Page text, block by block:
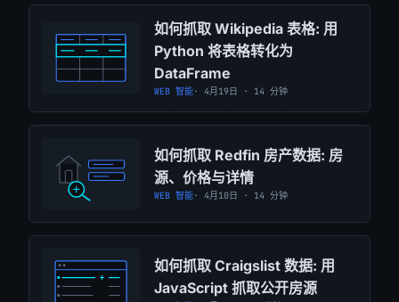
如何抓取 Wikipedia 表格: 用
Python 将表格转化为
DataFrame
WEB 智能· 4月19日 · 14 分钟
如何抓取 Redfin 房产数据: 房
源、价格与详情
WEB 智能· 4月10日 · 14 分钟
如何抓取 Craigslist 数据: 用
JavaScript 抓取公开房源